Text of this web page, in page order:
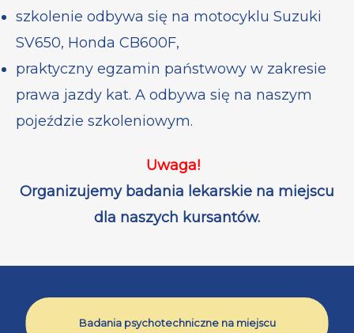
szkolenie odbywa się na motocyklu Suzuki
SV650, Honda CB600F,
praktyczny egzamin państwowy w zakresie
prawa jazdy kat. A odbywa się na naszym
pojeździe szkoleniowym.
Uwaga!
Organizujemy badania lekarskie na miejscu
dla naszych kursantów.
Badania psychotechniczne na miejscu